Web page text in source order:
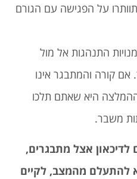
על הפגישה עם הגורם
התנהגות אל מול
אם קורה והמתבגר אינו
היא שאתם תלכו
משבר.
לדיכאון אצל מתבגרים,
להתעלם מהמצב, לקיים